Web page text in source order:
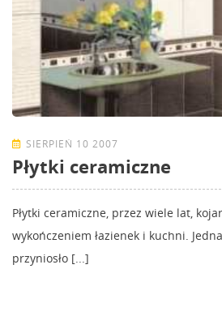
SIERPIEŃ 10 2007
Płytki ceramiczne
Płytki ceramiczne, przez wiele lat,
wykończeniem łazienek i kuchni.
przyniosło [...]